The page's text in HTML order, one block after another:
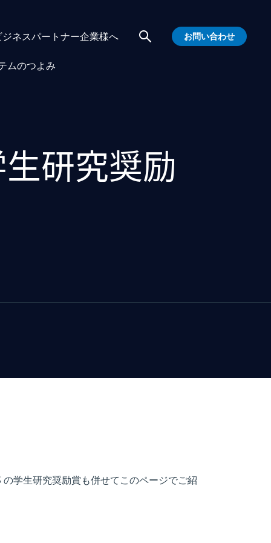
ジネスパートナー企業様へ お問い合わせ
ムのつよみ
研究奨励
学生研究奨励賞も併せてこのページでご紹